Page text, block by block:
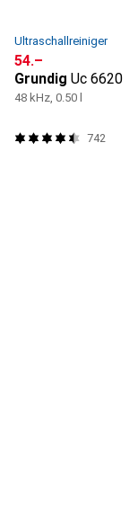
Ultraschallreiniger
CHF
54.–
Grundig Uc 6620
48 kHz, 0.50 l
742